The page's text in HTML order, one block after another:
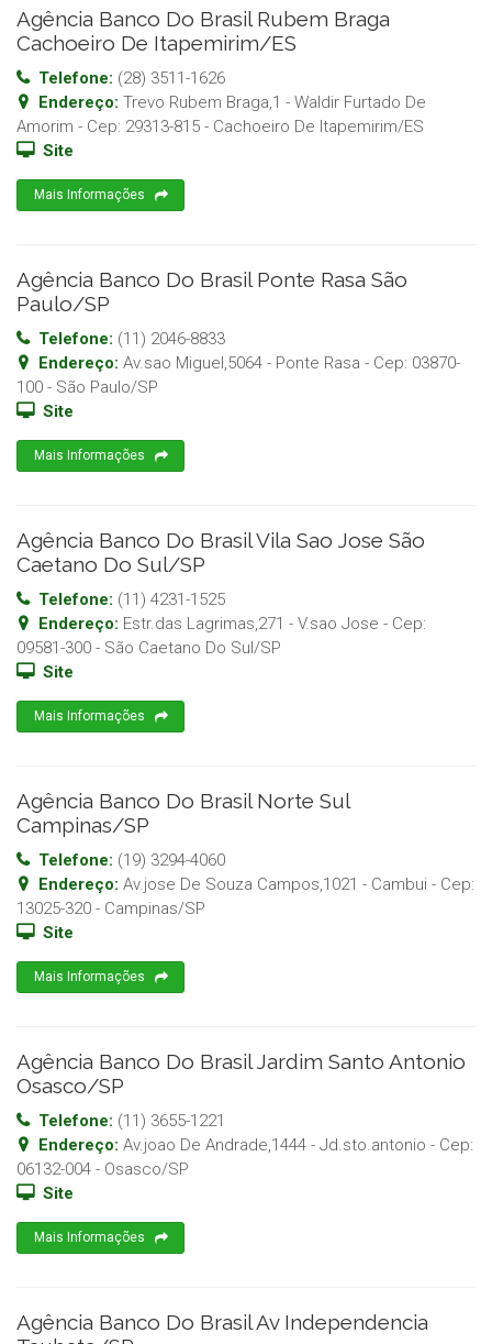
Agência Banco Do Brasil Rubem Braga
Cachoeiro De Itapemirim/ES
Telefone: (28) 3511-1626
Endereço: Trevo Rubem Braga,1 - Waldir Furtado De
Amorim - Cep: 29313-815 - Cachoeiro De Itapemirim/ES
Site
Mais Informações
Agência Banco Do Brasil Ponte Rasa São
Paulo/SP
Telefone: (11) 2046-8833
Endereço: Av.sao Miguel,5064 - Ponte Rasa - Cep: 03870-
100 - São Paulo/SP
Site
Mais Informações
Agência Banco Do Brasil Vila Sao Jose São
Caetano Do Sul/SP
Telefone: (11) 4231-1525
Endereço: Estr.das Lagrimas,271 - V.sao Jose - Cep:
09581-300 - São Caetano Do Sul/SP
Site
Mais Informações
Agência Banco Do Brasil Norte Sul
Campinas/SP
Telefone: (19) 3294-4060
Endereço: Av.jose De Souza Campos,1021 - Cambui - Cep:
13025-320 - Campinas/SP
Site
Mais Informações
Agência Banco Do Brasil Jardim Santo Antonio
Osasco/SP
Telefone: (11) 3655-1221
Endereço: Av.joao De Andrade,1444 - Jd.sto.antonio - Cep:
06132-004 - Osasco/SP
Site
Mais Informações
Agência Banco Do Brasil Av Independencia